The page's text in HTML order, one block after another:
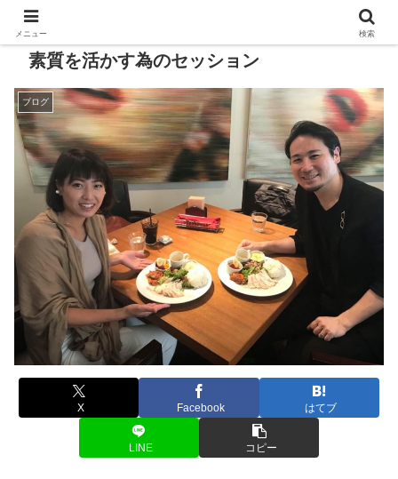
素質を活かす為のセッション
ブログ
X Facebook はてブ
LINE コピー
メニュー 検索